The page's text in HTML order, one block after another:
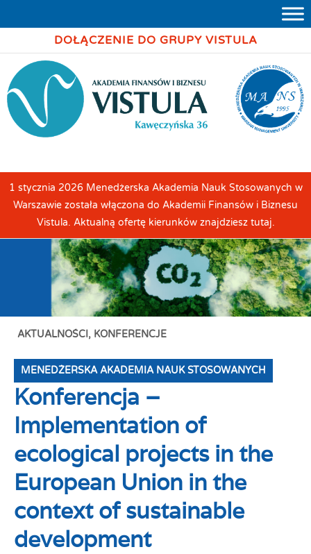
DOŁĄCZENIE DO GRUPY VISTULA
1 stycznia 2026 Menedżerska Akademia Nauk Stosowanych w
Warszawie została włączona do Akademii Finansów i Biznesu
Vistula. Aktualną ofertę kierunków znajdziesz tutaj.
AKTUALNOŚCI, KONFERENCJE
MENEDŻERSKA AKADEMIA NAUK STOSOWANYCH
Konferencja –
Implementation of
ecological projects in the
European Union in the
context of sustainable
development